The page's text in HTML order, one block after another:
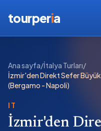
tourperia
Ana sayfa/İtalya Turları/
İzmir'den Direkt Sefer Büyük
(Bergamo - Napoli)
IT
İzmir'den